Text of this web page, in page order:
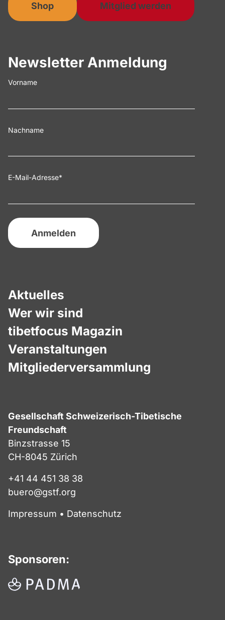
Aktuelles
Wer wir sind
tibetfocus Magazin
Veranstaltungen
Mitgliederversammlung
Gesellschaft Schweizerisch-Tibetische
Freundschaft
Binzstrasse 15
CH-8045 Zürich
+41 44 451 38 38
buero@gstf.org
Impressum • Datenschutz
Sponsoren:
Shop Mitglied werden
Newsletter Anmeldung
Vorname
Nachname
E-Mail-Adresse*